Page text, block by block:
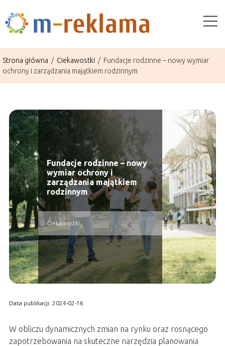
Strona główna / Ciekawostki / Fundacje rodzinne – nowy wymiar
ochrony i zarządzania majątkiem rodzinnym
Fundacje rodzinne – nowy
wymiar ochrony i
zarządzania majątkiem
rodzinnym
Ciekawostki
Data publikacji: 2024-02-16
W obliczu dynamicznych zmian na rynku oraz rosnącego
zapotrzebowania na skuteczne narzędzia planowania